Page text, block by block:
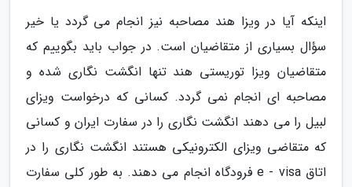
اینکه آیا در ویزا هند مصاحبه نیز انجام می گردد یا خیر
سؤال بسیاری از متقاضیان است. در جواب باید بگوییم که
متقاضیان ویزا توریستی هند تنها انگشت نگاری شده و
مصاحبه ای انجام نمی گردد. کسانی که درخواست ویزای
لبیل را می دهند انگشت نگاری را در سفارت ایران و کسانی
که متقاضی ویزای الکترونیکی هستند انگشت نگاری را در
اتاق e - visa فرودگاه انجام می دهند. به طور کلی سفارت